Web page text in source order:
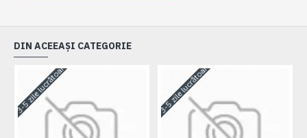
DIN ACEEAȘI CATEGORIE
3-5 zile lucrătoare 3-5 zile lucrătoare